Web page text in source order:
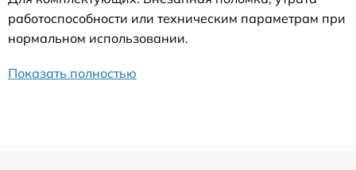
работоспособности или техническим параметрам при
нормальном использовании.
Показать полностью